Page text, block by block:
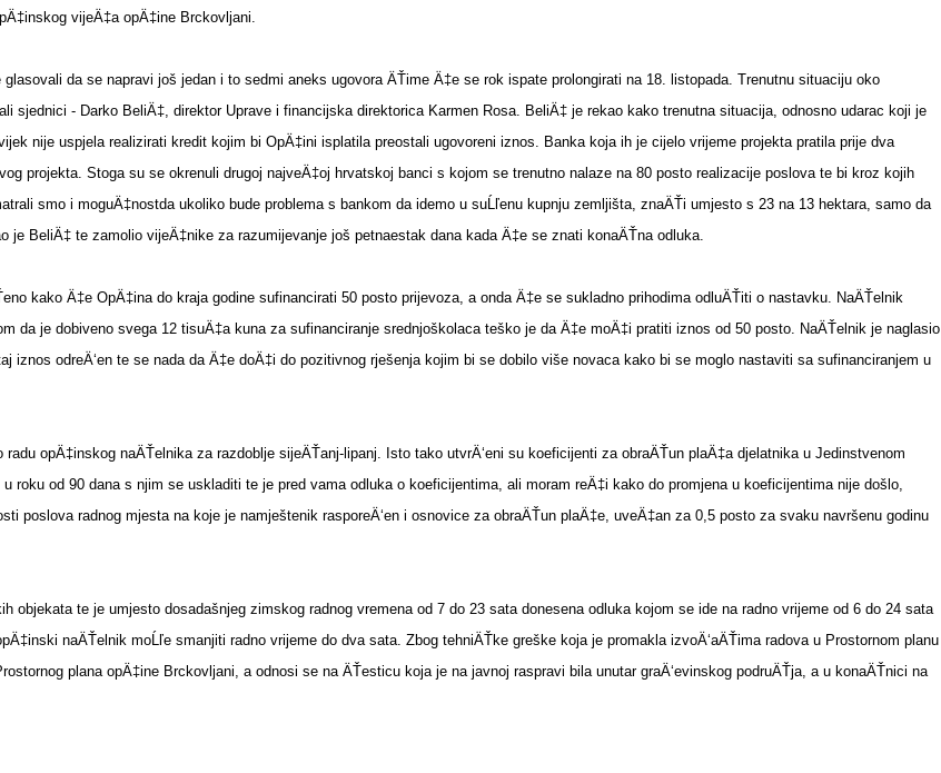
vijeÄ‡a opÄ‡ine Brckovljani.
da se napravi još jedan i to sedmi aneks ugovora ÄŤime Ä‡e se rok ispate prolongirati na 18. listopada. Trenutnu situaciju oko
- Darko BeliÄ‡, direktor Uprave i financijska direktorica Karmen Rosa. BeliÄ‡ je rekao kako trenutna situacija, odnosno udarac koji je
nije uspjela realizirati kredit kojim bi OpÄ‡ini isplatila preostali ugovoreni iznos. Banka koja ih je cijelo vrijeme projekta pratila prije dva
projekta. Stoga su se okrenuli drugoj najveÄ‡oj hrvatskoj banci s kojom se trenutno nalaze na 80 posto realizacije poslova te bi kroz kojih
smo i moguÄ‡nostda ukoliko bude problema s bankom da idemo u suĹľenu kupnju zemljišta, znaÄŤi umjesto s 23 na 13 hektara, samo da
BeliÄ‡ te zamolio vijeÄ‡nike za razumijevanje još petnaestak dana kada Ä‡e se znati konaÄŤna odluka.
kako Ä‡e OpÄ‡ina do kraja godine sufinancirati 50 posto prijevoza, a onda Ä‡e se sukladno prihodima odluÄŤiti o nastavku. NaÄŤelnik
da je dobiveno svega 12 tisuÄ‡a kuna za sufinanciranje srednjoškolaca teško je da Ä‡e moÄ‡i pratiti iznos od 50 posto. NaÄŤelnik je naglasio
iznos odreÄ‘en te se nada da Ä‡e doÄ‡i do pozitivnog rješenja kojim bi se dobilo više novaca kako bi se moglo nastaviti sa sufinanciranjem u
opÄ‡inskog naÄŤelnika za razdoblje sijeÄŤanj-lipanj. Isto tako utvrÄ‘eni su koeficijenti za obraÄŤun plaÄ‡a djelatnika u Jedinstvenom
od 90 dana s njim se uskladiti te je pred vama odluka o koeficijentima, ali moram reÄ‡i kako do promjena u koeficijentima nije došlo,
poslova radnog mjesta na koje je namještenik rasporeÄ‘en i osnovice za obraÄŤun plaÄ‡e, uveÄ‡an za 0,5 posto za svaku navršenu godinu
objekata te je umjesto dosadašnjeg zimskog radnog vremena od 7 do 23 sata donesena odluka kojom se ide na radno vrijeme od 6 do 24 sata
naÄŤelnik moĹľe smanjiti radno vrijeme do dva sata. Zbog tehniÄŤke greške koja je promakla izvoÄ‘aÄŤima radova u Prostornom planu
plana opÄ‡ine Brckovljani, a odnosi se na ÄŤesticu koja je na javnoj raspravi bila unutar graÄ‘evinskog podruÄŤja, a u konaÄŤnici na